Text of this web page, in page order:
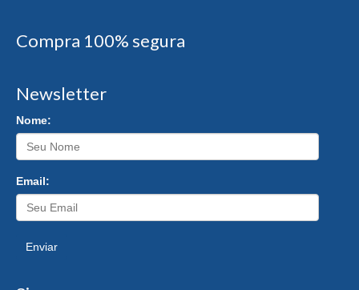
Compra 100% segura
Newsletter
Nome:
Email:
Enviar